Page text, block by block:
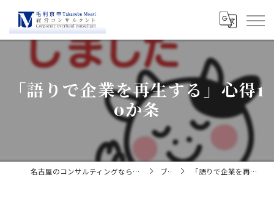
「語りで企業を再生する」心得1
0か条
名古屋のコンサルティングなら経営コンサルタント毛利京申 ブログ 「語りで企業を再生する」心得10か条